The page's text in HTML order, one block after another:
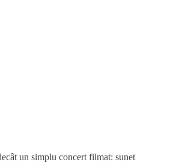
un simplu concert filmat: sunet